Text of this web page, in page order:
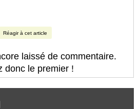
Réagir à cet article
laissé de commentaire.
donc le premier !